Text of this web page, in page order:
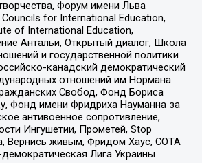
Форум имени Льва
for International Education,
of International Education,
Антальи, Открытый диалог, Школа
и государственной политики
канадский демократический
отношений им Нормана
Свобод, Фонд Бориса
Фонд имени Фридриха Науманна за
антивоенное сопротивление,
Ингушетии, Прометей, Stop
Вернись живым, Фридом Хаус, СОТА
Лига Украины